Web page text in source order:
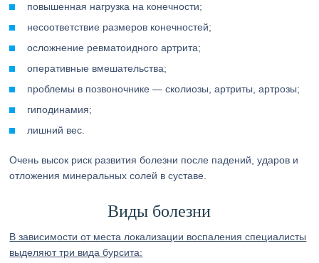
повышенная нагрузка на конечности;
несоответствие размеров конечностей;
осложнение ревматоидного артрита;
оперативные вмешательства;
проблемы в позвоночнике — сколиозы, артриты, артрозы;
гиподинамия;
лишний вес.
Очень высок риск развития болезни после падений, ударов и
отложения минеральных солей в суставе.
Виды болезни
В зависимости от места локализации воспаления специалисты
выделяют три вида бурсита: